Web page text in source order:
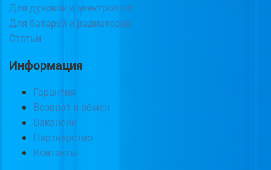
Для духовок и электроплит
Для батарей и радиаторов
Статьи
Информация
Гарантия
Возврат и обмен
Вакансии
Партнёрство
Контакты